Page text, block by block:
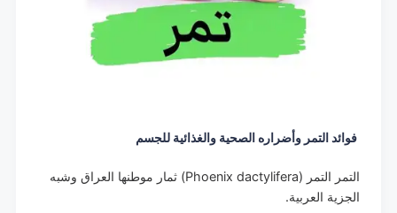
فوائد التمر وأضراره الصحية والغذائية للجسم
التمر التمر (Phoenix dactylifera) ثمار موطنها العراق وشبه
الجزية العربية.